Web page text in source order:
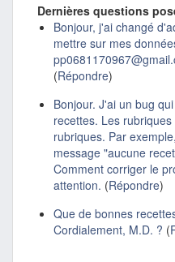
Dernières questions
Bonjour, j'ai changé
mettre sur mes
(Répondre)
Bonjour. J'ai un bug
recettes. Les
rubriques. Par
message "aucune
Comment corriger le
attention. (Répondre)
Que de bonnes
Cordialement, M.D. ? (